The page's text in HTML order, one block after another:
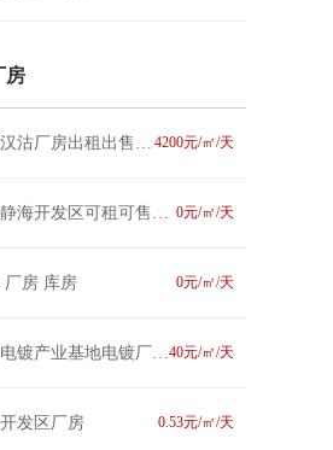
房
4200元/㎡/天
房出租出售 可环评立项
0元/㎡/天
开发区可租可售价格面议
0元/㎡/天
厂房 库房
40元/㎡/天
产业基地电镀厂房出租
0.53元/㎡/天
发区厂房